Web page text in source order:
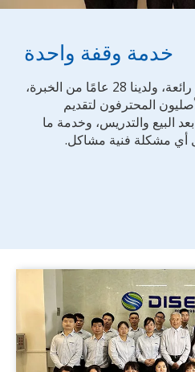
خدمة وقفة واحدة
أنشأت Disen علامة تجارية رائعة، ولدينا 28 عامًا من الخبرة،
المحترفون لتقديم
البيع والتدريس، وخدمة ما
أي مشكلة فنية مشاكل.